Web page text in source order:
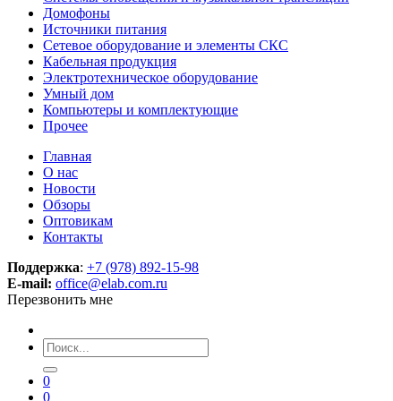
Домофоны
Источники питания
Сетевое оборудование и элементы СКС
Кабельная продукция
Электротехническое оборудование
Умный дом
Компьютеры и комплектующие
Прочее
Главная
О нас
Новости
Обзоры
Оптовикам
Контакты
Поддержка: +7 (978) 892-15-98
E-mail: office@elab.com.ru
Перезвонить мне
0
0